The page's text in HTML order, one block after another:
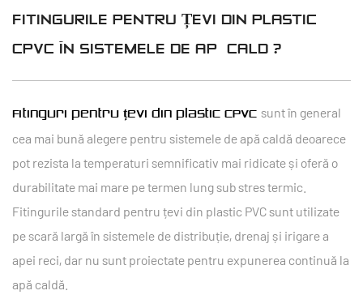
FITINGURILE PENTRU ȚEVI DIN PLASTIC
CPVC ÎN SISTEMELE DE APĂ CALDĂ?
Fitinguri pentru țevi din plastic CPVC sunt în general
cea mai bună alegere pentru sistemele de apă caldă deoarece
pot rezista la temperaturi semnificativ mai ridicate și oferă o
durabilitate mai mare pe termen lung sub stres termic.
Fitingurile standard pentru țevi din plastic PVC sunt utilizate
pe scară largă în sistemele de distribuție, drenaj și irigare a
apei reci, dar nu sunt proiectate pentru expunerea continuă la
apă caldă.